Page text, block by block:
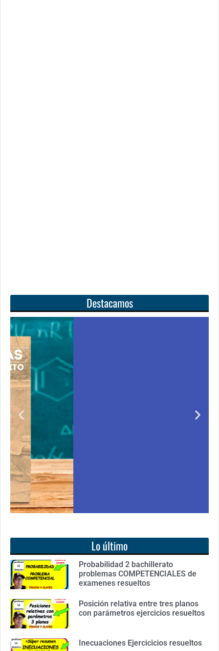
Destacamos
Unas matemáticas
Notición!! Ya se puede adquirir nuestro segundo
Lo último
Probabilidad 2 bachillerato
problemas COMPETENCIALES de
examenes resueltos
Posición relativa entre tres planos
con parámetros ejercicios resueltos
Inecuaciones Ejercicicios resueltos